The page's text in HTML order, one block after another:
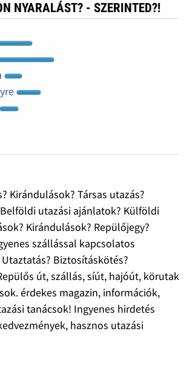
NYARALÁST? - SZERINTED?!
Kirándulások? Társas utazás?
utazási ajánlatok? Külföldi
Kirándulások? Repülőjegy?
szállással kapcsolatos
Biztosításkötés?
út, szállás, síút, hajóút, körutak
érdekes magazin, információk,
tanácsok! Ingyenes hirdetés
hasznos utazási